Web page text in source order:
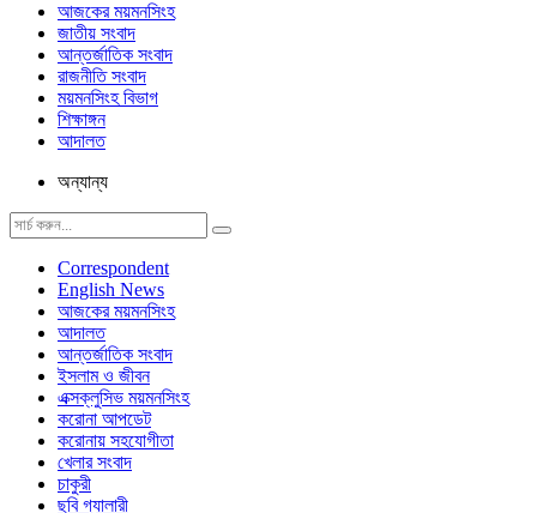
আজকের ময়মনসিংহ
জাতীয় সংবাদ
আন্তর্জাতিক সংবাদ
রাজনীতি সংবাদ
ময়মনসিংহ বিভাগ
শিক্ষাঙ্গন
আদালত
অন্যান্য
Correspondent
English News
আজকের ময়মনসিংহ
আদালত
আন্তর্জাতিক সংবাদ
ইসলাম ও জীবন
এক্সক্লুসিভ ময়মনসিংহ
করোনা আপডেট
করোনায় সহযোগীতা
খেলার সংবাদ
চাকুরী
ছবি গ্যালারী